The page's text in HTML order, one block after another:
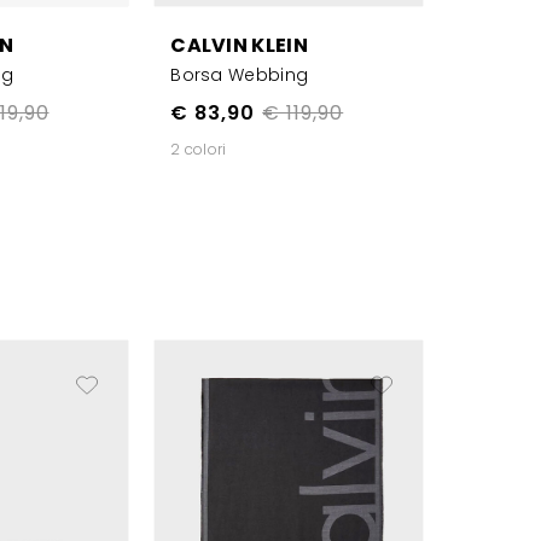
CALVIN KLEIN
Borsa Webbing
€ 119,90
€ 83,90
2 colori